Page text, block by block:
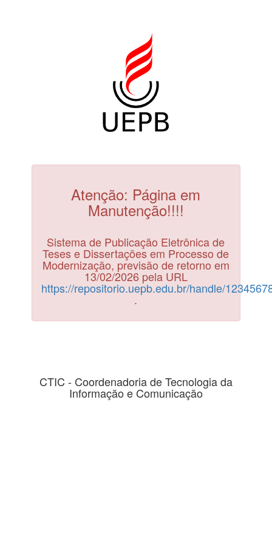
Atenção: Página em
Manutenção!!!!
Sistema de Publicação Eletrônica de
Teses e Dissertações em Processo de
Modernização, previsão de retorno em
13/02/2026 pela URL
https://repositorio.uepb.edu.br/handle/
.
CTIC - Coordenadoria de Tecnologia da
Informação e Comunicação